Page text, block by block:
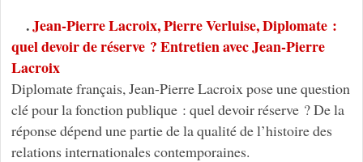
.Jean-Pierre Lacroix, Pierre Verluise, Diplomate :
quel devoir de réserve ? Entretien avec Jean-Pierre
Lacroix
Diplomate français, Jean-Pierre Lacroix pose une question
clé pour la fonction publique : quel devoir réserve ? De la
réponse dépend une partie de la qualité de l’histoire des
relations internationales contemporaines.